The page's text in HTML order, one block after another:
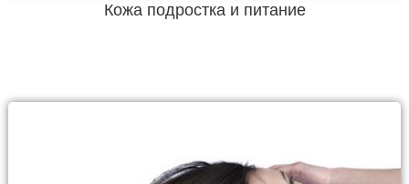
Кожа подростка и питание